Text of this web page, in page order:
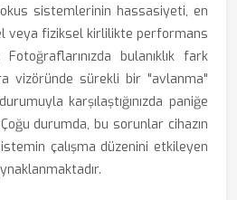
sistemlerinin hassasiyeti, en
veya fiziksel kirlilikte performans
bulanıklık fark
vizöründe sürekli bir "avlanma"
karşılaştığınızda paniğe
durumda, bu sorunlar cihazın
çalışma düzenini etkileyen